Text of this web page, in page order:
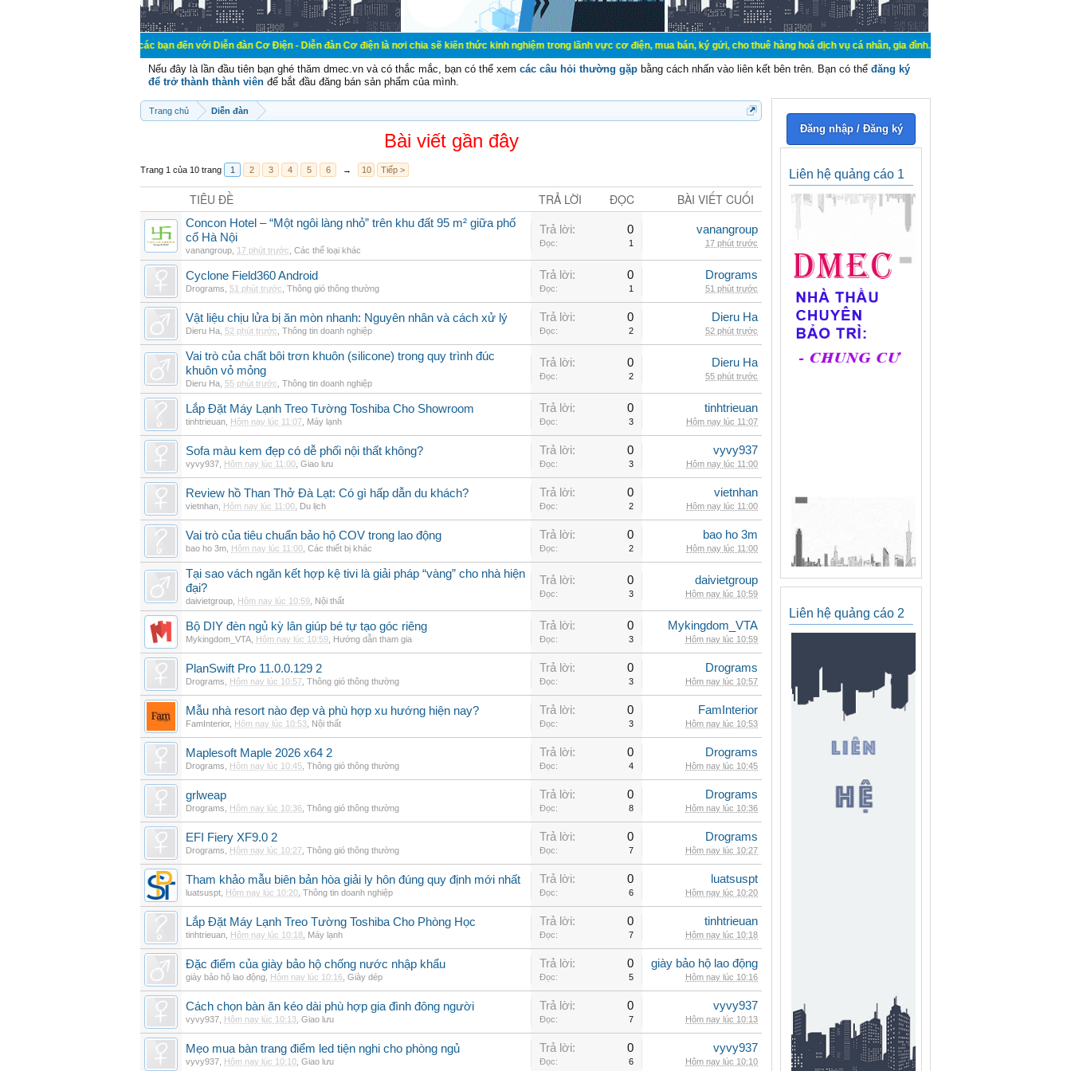
Chào mừng các bạn đến với Diễn đàn Cơ Điện - Diễn đàn Cơ điện là nơi chia sẽ kiến thức kinh nghiệm trong lãnh vực cơ điện, mua bán, ký gửi, cho thuê hàng hoá dịch vụ cá nhân, gia đình. Mua bán, ký gửi, cho thuê thiết bị hệ
Nếu đây là lần đầu tiên bạn ghé thăm dmec.vn và có thắc mắc, bạn có thể xem các câu hỏi thường gặp bằng cách nhấn vào liên kết bên trên. Bạn có thể đăng ký
để trở thành thành viên để bắt đầu đăng bán sản phẩm của mình.
Trang chủ Diễn đàn
Bài viết gần đây
Trang 1 của 10 trang 1 2 3 4 5 6 → 10 Tiếp >
TIÊU ĐỀ TRẢ LỜI ĐỌC BÀI VIẾT CUỐI
Concon Hotel – “Một ngôi làng nhỏ” trên khu đất 95 m² giữa phố
cổ Hà Nội
vanangroup 17 phút trước Các thể loại khác
Trả lời: 0
Đọc: 1
vanangroup
17 phút trước
Cyclone Field360 Android
Drograms 51 phút trước Thông gió thông thường
Trả lời: 0
Đọc: 1
Drograms
51 phút trước
Vật liệu chịu lửa bị ăn mòn nhanh: Nguyên nhân và cách xử lý
Dieru Ha 52 phút trước Thông tin doanh nghiệp
Trả lời: 0
Đọc: 2
Dieru Ha
52 phút trước
Vai trò của chất bôi trơn khuôn (silicone) trong quy trình đúc
khuôn vỏ mỏng
Dieru Ha 55 phút trước Thông tin doanh nghiệp
Trả lời: 0
Đọc: 2
Dieru Ha
55 phút trước
Lắp Đặt Máy Lạnh Treo Tường Toshiba Cho Showroom
tinhtrieuan Hôm nay lúc 11:07 Máy lạnh
Trả lời: 0
Đọc: 3
tinhtrieuan
Hôm nay lúc 11:07
Sofa màu kem đẹp có dễ phối nội thất không?
vyvy937 Hôm nay lúc 11:00 Giao lưu
Trả lời: 0
Đọc: 3
vyvy937
Hôm nay lúc 11:00
Review hồ Than Thở Đà Lạt: Có gì hấp dẫn du khách?
vietnhan Hôm nay lúc 11:00 Du lịch
Trả lời: 0
Đọc: 2
vietnhan
Hôm nay lúc 11:00
Vai trò của tiêu chuẩn bảo hộ COV trong lao động
bao ho 3m Hôm nay lúc 11:00 Các thiết bị khác
Trả lời: 0
Đọc: 2
bao ho 3m
Hôm nay lúc 11:00
Tại sao vách ngăn kết hợp kệ tivi là giải pháp “vàng” cho nhà hiện
đại?
daivietgroup Hôm nay lúc 10:59 Nội thất
Trả lời: 0
Đọc: 3
daivietgroup
Hôm nay lúc 10:59
Bộ DIY đèn ngủ kỳ lân giúp bé tự tạo góc riêng
Mykingdom_VTA Hôm nay lúc 10:59 Hướng dẫn tham gia
Trả lời: 0
Đọc: 3
Mykingdom_VTA
Hôm nay lúc 10:59
PlanSwift Pro 11.0.0.129 2
Drograms Hôm nay lúc 10:57 Thông gió thông thường
Trả lời: 0
Đọc: 3
Drograms
Hôm nay lúc 10:57
Mẫu nhà resort nào đẹp và phù hợp xu hướng hiện nay?
FamInterior, Hôm nay lúc 10:53 Nội thất
Trả lời: 0
Đọc: 3
FamInterior
Hôm nay lúc 10:53
Maplesoft Maple 2026 x64 2
Drograms Hôm nay lúc 10:45 Thông gió thông thường
Trả lời: 0
Đọc: 4
Drograms
Hôm nay lúc 10:45
grlweap
Drograms Hôm nay lúc 10:36 Thông gió thông thường
Trả lời: 0
Đọc: 8
Drograms
Hôm nay lúc 10:36
EFI Fiery XF9.0 2
Drograms Hôm nay lúc 10:27 Thông gió thông thường
Trả lời: 0
Đọc: 7
Drograms
Hôm nay lúc 10:27
Tham khảo mẫu biên bản hòa giải ly hôn đúng quy định mới nhất
luatsuspt Hôm nay lúc 10:20 Thông tin doanh nghiệp
Trả lời: 0
Đọc: 6
luatsuspt
Hôm nay lúc 10:20
Lắp Đặt Máy Lạnh Treo Tường Toshiba Cho Phòng Học
tinhtrieuan Hôm nay lúc 10:18 Máy lạnh
Trả lời: 0
Đọc: 7
tinhtrieuan
Hôm nay lúc 10:18
Đặc điểm của giày bảo hộ chống nước nhập khẩu
giày bảo hộ lao động Hôm nay lúc 10:16 Giày dép
Trả lời: 0
Đọc: 5
giày bảo hộ lao động
Hôm nay lúc 10:16
Cách chọn bàn ăn kéo dài phù hợp gia đình đông người
vyvy937 Hôm nay lúc 10:13 Giao lưu
Trả lời: 0
Đọc: 7
vyvy937
Hôm nay lúc 10:13
Mẹo mua bàn trang điểm led tiện nghi cho phòng ngủ
vyvy937 Hôm nay lúc 10:10 Giao lưu
Trả lời: 0
Đọc: 6
vyvy937
Hôm nay lúc 10:10
Đăng nhập / Đăng ký
Liên hệ quảng cáo 1
Liên hệ quảng cáo 2